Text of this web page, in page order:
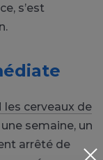
s’est
les cerveaux de
semaine, un
arrêté de